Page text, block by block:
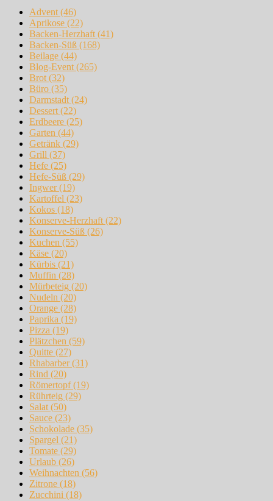
Advent (46)
Aprikose (22)
Backen-Herzhaft (41)
Backen-Süß (168)
Beilage (44)
Blog-Event (265)
Brot (32)
Büro (35)
Darmstadt (24)
Dessert (22)
Erdbeere (25)
Garten (44)
Getränk (29)
Grill (37)
Hefe (25)
Hefe-Süß (29)
Ingwer(19)
Kartoffel (23)
Kokos (18)
Konserve-Herzhaft (22)
Konserve-Süß (26)
Kuchen (55)
Käse (20)
Kürbis (21)
Muffin (28)
Mürbeteig (20)
Nudeln (20)
Orange (28)
Paprika (19)
Pizza (19)
Plätzchen (59)
Quitte (27)
Rhabarber(31)
Rind (20)
Römertopf(19)
Rührteig (29)
Salat (50)
Sauce (23)
Schokolade (35)
Spargel (21)
Tomate (29)
Urlaub (26)
Weihnachten (56)
Zitrone (18)
Zucchini (18)